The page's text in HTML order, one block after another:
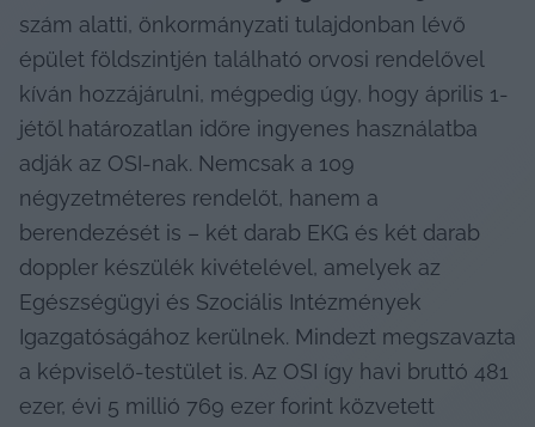
szám alatti, önkormányzati tulajdonban lévő
épület földszintjén található orvosi rendelővel
kíván hozzájárulni, mégpedig úgy, hogy április 1-
jétől határozatlan időre ingyenes használatba
adják az OSI-nak. Nemcsak a 109
négyzetméteres rendelőt, hanem a
berendezését is – két darab EKG és két darab
doppler készülék kivételével, amelyek az
Egészségügyi és Szociális Intézmények
Igazgatóságához kerülnek. Mindezt megszavazta
a képviselő-testület is. Az OSI így havi bruttó 481
ezer, évi 5 millió 769 ezer forint közvetett